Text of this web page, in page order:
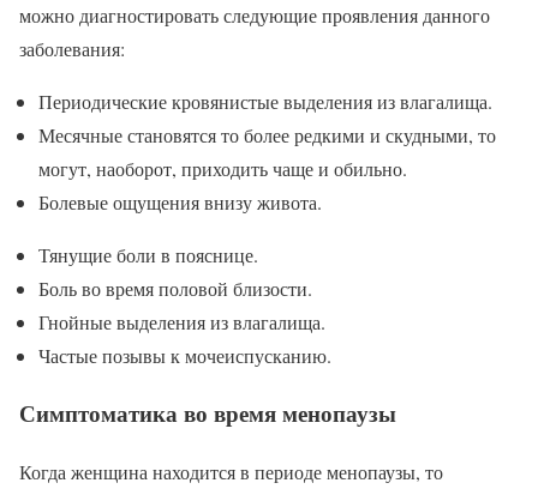
можно диагностировать следующие проявления данного
заболевания:
Периодические кровянистые выделения из влагалища.
Месячные становятся то более редкими и скудными, то
могут, наоборот, приходить чаще и обильно.
Болевые ощущения внизу живота.
Тянущие боли в пояснице.
Боль во время половой близости.
Гнойные выделения из влагалища.
Частые позывы к мочеиспусканию.
Симптоматика во время менопаузы
Когда женщина находится в периоде менопаузы, то